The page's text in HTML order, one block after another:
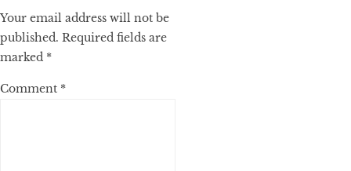
Your email address will not be
published. Required fields are
marked *
Comment *